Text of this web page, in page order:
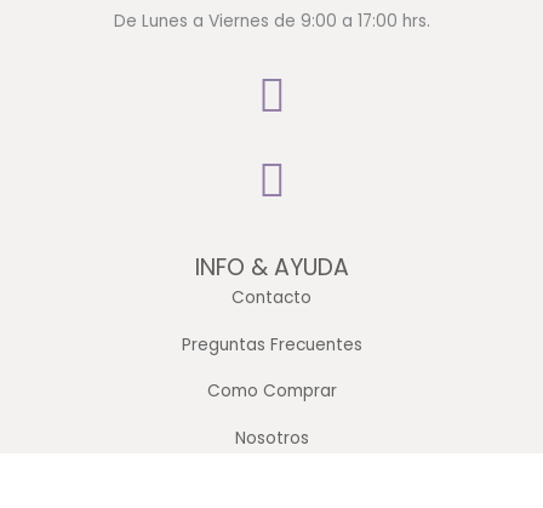
De Lunes a Viernes de 9:00 a 17:00 hrs.
INFO & AYUDA
Contacto
Preguntas Frecuentes
Como Comprar
Nosotros